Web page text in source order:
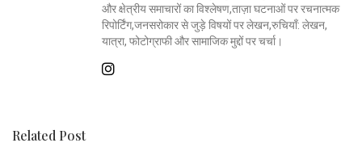
और क्षेत्रीय समाचारों का विश्लेषण,ताज़ा घटनाओं पर रचनात्मक
रिपोर्टिंग,जनसरोकार से जुड़े विषयों पर लेखन,रुचियाँ: लेखन,
यात्रा, फोटोग्राफी और सामाजिक मुद्दों पर चर्चा।
Related Post